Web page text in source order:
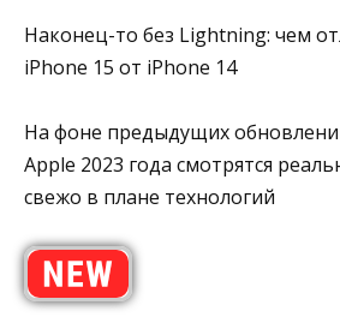
Наконец-то без Lightning: чем
iPhone 15 от iPhone 14
На фоне предыдущих
Apple 2023 года смотрятся
свежо в плане технологий